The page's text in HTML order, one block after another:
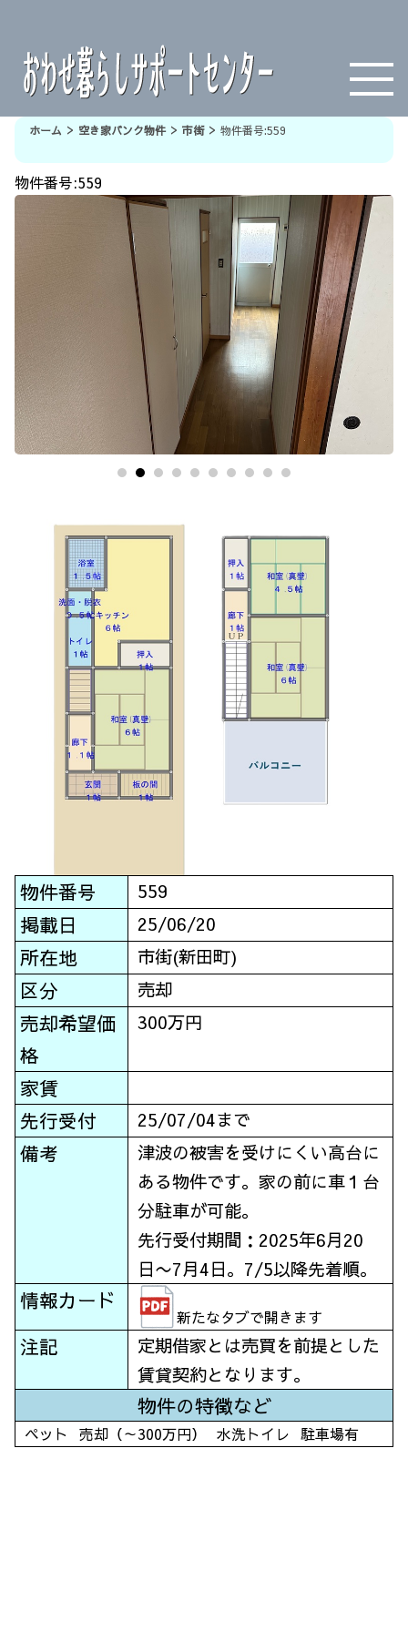
ホーム > 空き家バンク物件> 市街> 物件番号:559
物件番号:559
物件番号 559
掲載日 25/06/20
所在地 市街(新田町)
区分 売却
売却希望価
格
300万円
家賃
先行受付
25/07/04まで
備考
津波の被害を受けにくい高台に
ある物件です。家の前に車１台
分駐車が可能。
先行受付期間：2025年6月20
日〜7月4日。7/5以降先着順。
情報カード
新たなタブで開きます
注記
定期借家とは売買を前提とした
賃貸契約となります。
物件の特徴など
ペット 売却（～300万円） 水洗トイレ 駐車場有